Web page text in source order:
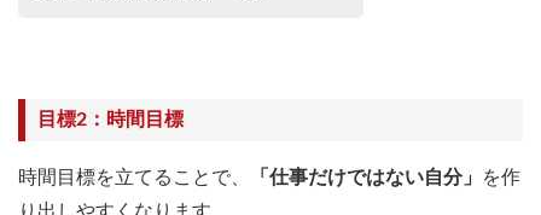
目標2：時間目標
時間目標を立てることで、 「仕事だけではない自分」
を作
り出しやすくなります。